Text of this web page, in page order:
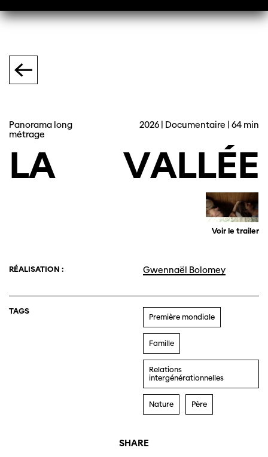
Panorama long
métrage
2026 | Documentaire | 64 min
LA VALLÉE
Voir le trailer
RÉALISATION : Gwennaël Bolomey
TAGS
Première mondiale
Famille
Relations
intergénérationnelles
Nature Père
SHARE